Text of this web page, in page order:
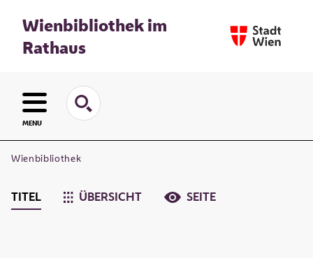
Wienbibliothek im
Rathaus
MENU
Wienbibliothek
TITEL ÜBERSICHT SEITE